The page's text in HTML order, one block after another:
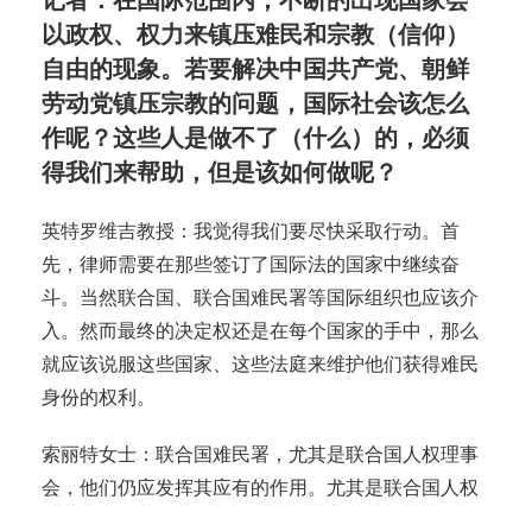
以政权、权力来镇压难民和宗教（信仰）
自由的现象。若要解决中国共产党、朝鲜
劳动党镇压宗教的问题，国际社会该怎么
作呢？这些人是做不了（什么）的，必须
得我们来帮助，但是该如何做呢？
英特罗维吉教授：我觉得我们要尽快采取行动。首
先，律师需要在那些签订了国际法的国家中继续奋
斗。当然联合国、联合国难民署等国际组织也应该介
入。然而最终的决定权还是在每个国家的手中，那么
就应该说服这些国家、这些法庭来维护他们获得难民
身份的权利。
索丽特女士：联合国难民署，尤其是联合国人权理事
会，他们仍应发挥其应有的作用。尤其是联合国人权